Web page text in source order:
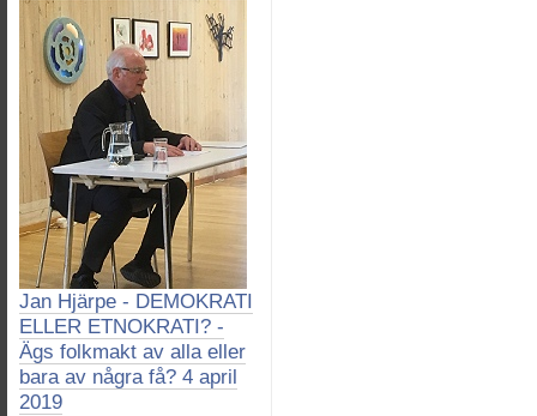
Jan Hjärpe - DEMOKRATI
ELLER ETNOKRATI? -
Ägs folkmakt av alla eller
bara av några få? 4 april
2019